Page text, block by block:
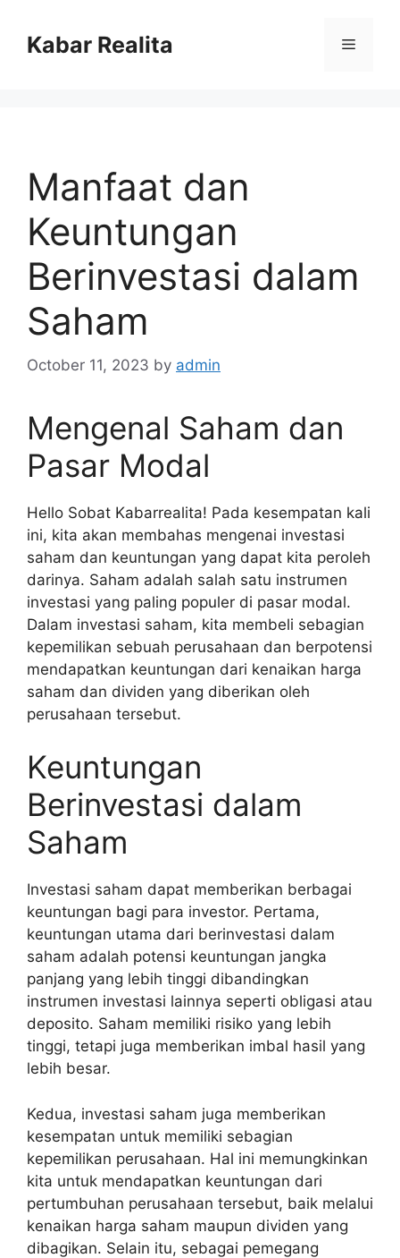
contentKabar Realita Menu
Manfaat dan
Keuntungan
Berinvestasi dalam
Saham
October 11, 2023 by admin
Mengenal Saham dan
Pasar Modal
Hello Sobat Kabarrealita! Pada kesempatan kali
ini, kita akan membahas mengenai investasi
saham dan keuntungan yang dapat kita peroleh
darinya. Saham adalah salah satu instrumen
investasi yang paling populer di pasar modal.
Dalam investasi saham, kita membeli sebagian
kepemilikan sebuah perusahaan dan berpotensi
mendapatkan keuntungan dari kenaikan harga
saham dan dividen yang diberikan oleh
perusahaan tersebut.
Keuntungan
Berinvestasi dalam
Saham
Investasi saham dapat memberikan berbagai
keuntungan bagi para investor. Pertama,
keuntungan utama dari berinvestasi dalam
saham adalah potensi keuntungan jangka
panjang yang lebih tinggi dibandingkan
instrumen investasi lainnya seperti obligasi atau
deposito. Saham memiliki risiko yang lebih
tinggi, tetapi juga memberikan imbal hasil yang
lebih besar.
Kedua, investasi saham juga memberikan
kesempatan untuk memiliki sebagian
kepemilikan perusahaan. Hal ini memungkinkan
kita untuk mendapatkan keuntungan dari
pertumbuhan perusahaan tersebut, baik melalui
kenaikan harga saham maupun dividen yang
dibagikan. Selain itu, sebagai pemegang